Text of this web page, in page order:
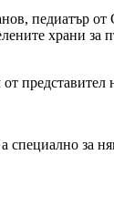
педиатър
храни за
някои от